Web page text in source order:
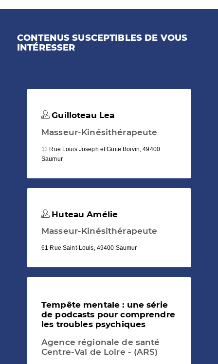
CONTENUS SUSCEPTIBLES DE VOUS
INTÉRESSER
Guilloteau Lea
Masseur-Kinésithérapeute
11 Rue Louis Joseph et Guite Boivin, 49400
Saumur
Huteau Amélie
Masseur-Kinésithérapeute
61 Rue Saint-Louis, 49400 Saumur
Tempête mentale : une série
de podcasts pour comprendre
les troubles psychiques
Agence régionale de santé
Centre-Val de Loire - (ARS)